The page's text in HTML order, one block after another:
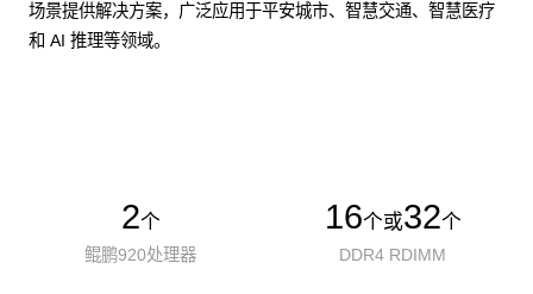
场景提供解决方案，广泛应用于平安城市、智慧交通、智慧医疗
和 AI 推理等领域。
2个
鲲鹏920处理器
16个或32个
DDR4 RDIMM